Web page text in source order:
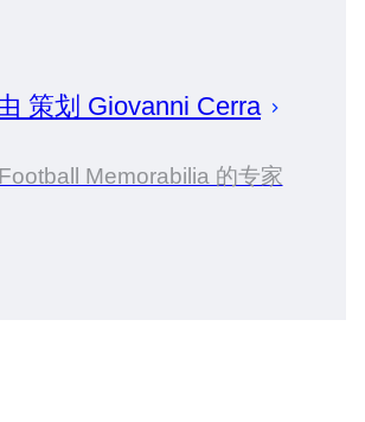
策划 Giovanni Cerra
Football Memorabilia 的专家